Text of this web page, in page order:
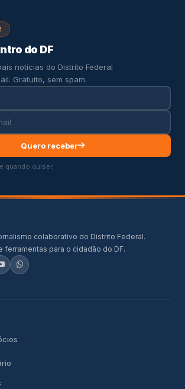
do DF
notícias do Distrito Federal
Gratuito, sem spam.
Quero receber
quando quiser.
colaborativo do Distrito Federal.
ferramentas para o cidadão do DF.